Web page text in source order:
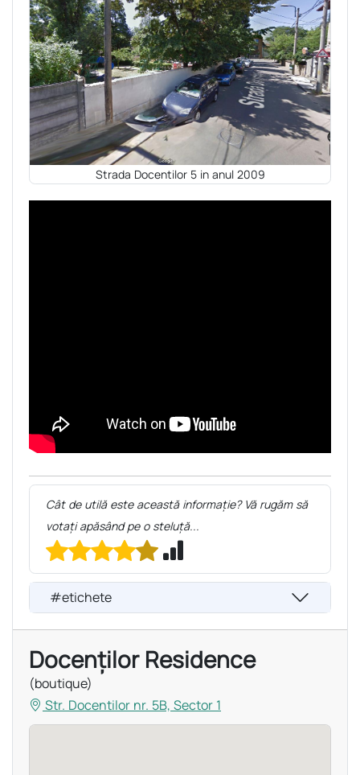
Strada Docentilor 5 in anul 2009
Cât de utilă este această informație? Vă rugăm să
votați apăsând pe o steluță...
#etichete
Docenților Residence
(boutique)
Str. Docentilor nr. 5B, Sector 1